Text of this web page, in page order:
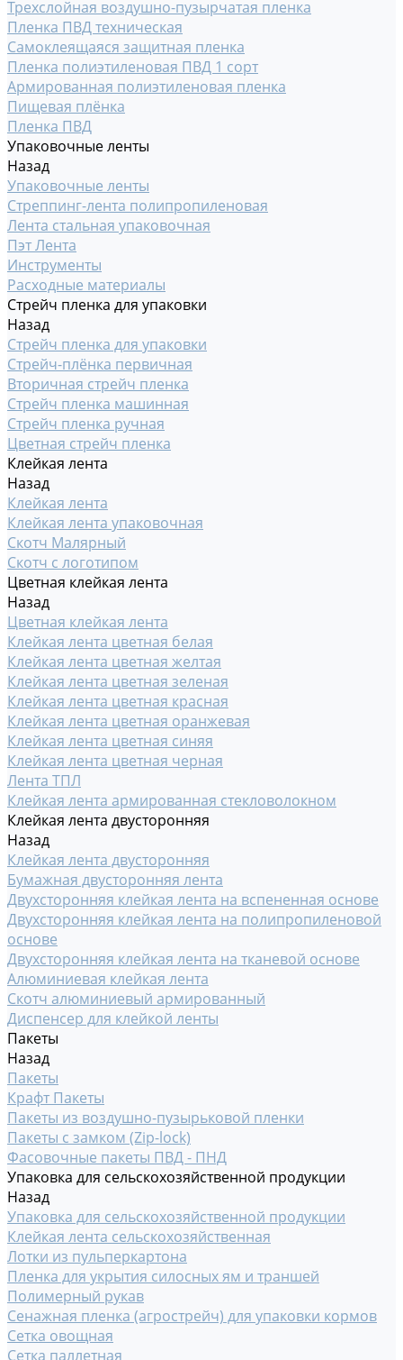
Трехслойная воздушно-пузырчатая пленка
Пленка ПВД техническая
Самоклеящаяся защитная пленка
Пленка полиэтиленовая ПВД 1 сорт
Армированная полиэтиленовая пленка
Пищевая плёнка
Пленка ПВД
Упаковочные ленты
Назад
Упаковочные ленты
Стреппинг-лента полипропиленовая
Лента стальная упаковочная
Пэт Лента
Инструменты
Расходные материалы
Стрейч пленка для упаковки
Назад
Стрейч пленка для упаковки
Стрейч-плёнка первичная
Вторичная стрейч пленка
Стрейч пленка машинная
Стрейч пленка ручная
Цветная стрейч пленка
Клейкая лента
Назад
Клейкая лента
Клейкая лента упаковочная
Скотч Малярный
Скотч с логотипом
Цветная клейкая лента
Назад
Цветная клейкая лента
Клейкая лента цветная белая
Клейкая лента цветная желтая
Клейкая лента цветная зеленая
Клейкая лента цветная красная
Клейкая лента цветная оранжевая
Клейкая лента цветная синяя
Клейкая лента цветная черная
Лента ТПЛ
Клейкая лента армированная стекловолокном
Клейкая лента двусторонняя
Назад
Клейкая лента двусторонняя
Бумажная двусторонняя лента
Двухсторонняя клейкая лента на вспененная основе
Двухсторонняя клейкая лента на полипропиленовой
основе
Двухсторонняя клейкая лента на тканевой основе
Алюминиевая клейкая лента
Скотч алюминиевый армированный
Диспенсер для клейкой ленты
Пакеты
Назад
Пакеты
Крафт Пакеты
Пакеты из воздушно-пузырьковой пленки
Пакеты с замком (Zip-lock)
Фасовочные пакеты ПВД - ПНД
Упаковка для сельскохозяйственной продукции
Назад
Упаковка для сельскохозяйственной продукции
Клейкая лента сельскохозяйственная
Лотки из пульперкартона
Пленка для укрытия силосных ям и траншей
Полимерный рукав
Сенажная пленка (агрострейч) для упаковки кормов
Сетка овощная
Сетка паллетная